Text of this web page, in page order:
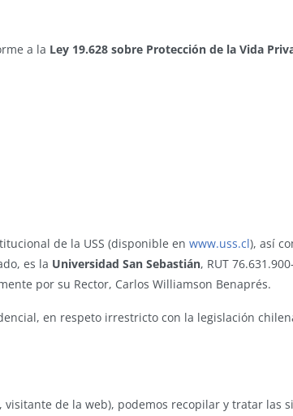
a la Ley 19.628 sobre Protección de la Vida
de la USS (disponible en www.uss.cl), así
es la Universidad San Sebastián, RUT
por su Rector, Carlos Williamson Benaprés.
en respeto irrestricto con la legislación
de la web), podemos recopilar y tratar las